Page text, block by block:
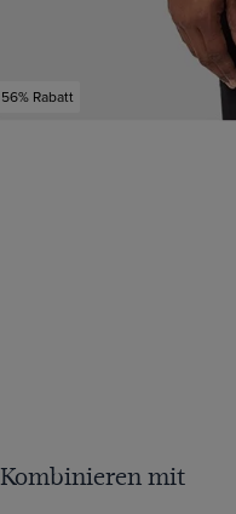
56% Rabatt
Kombinieren mit